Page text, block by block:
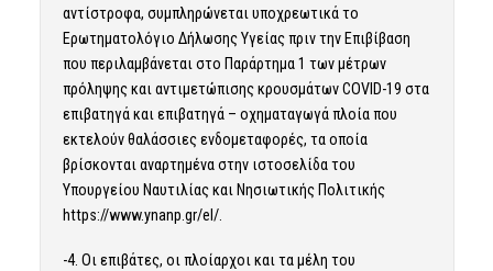
αντίστροφα, συμπληρώνεται υποχρεωτικά το
Ερωτηματολόγιο Δήλωσης Υγείας πριν την Επιβίβαση
που περιλαμβάνεται στο Παράρτημα 1 των μέτρων
πρόληψης και αντιμετώπισης κρουσμάτων COVID-19 στα
επιβατηγά και επιβατηγά – οχηματαγωγά πλοία που
εκτελούν θαλάσσιες ενδομεταφορές, τα οποία
βρίσκονται αναρτημένα στην ιστοσελίδα του
Υπουργείου Ναυτιλίας και Νησιωτικής Πολιτικής
https://www.ynanp.gr/el/.
-4. Οι επιβάτες, οι πλοίαρχοι και τα μέλη του